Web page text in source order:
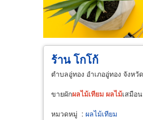
ร้าน โกโก้
ตำบลอู่ทอง อำเภออู่ทอง จังห
ขายผักผลไม้เทียม ผลไม้เสมือ
หมวดหมู่ : ผลไม้เทียม